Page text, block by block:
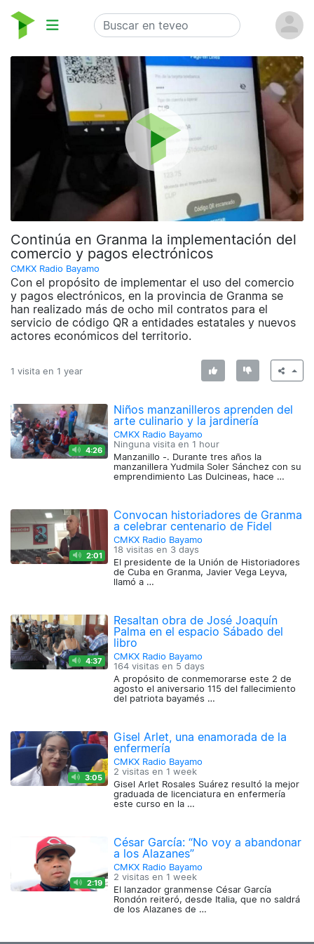
Continúa en Granma la implementación del
comercio y pagos electrónicos
CMKX Radio Bayamo
Con el propósito de implementar el uso del comercio
y pagos electrónicos, en la provincia de Granma se
han realizado más de ocho mil contratos para el
servicio de código QR a entidades estatales y nuevos
actores económicos del territorio.
1 visita en 1 year
4:26
Niños manzanilleros aprenden del
arte culinario y la jardinería
CMKX Radio Bayamo
Ninguna visita en 1 hour
Manzanillo -. Durante tres años la
manzanillera Yudmila Soler Sánchez con su
emprendimiento Las Dulcineas, hace …
2:01
Convocan historiadores de Granma
a celebrar centenario de Fidel
CMKX Radio Bayamo
18 visitas en 3 days
El presidente de la Unión de Historiadores
de Cuba en Granma, Javier Vega Leyva,
llamó a …
4:37
Resaltan obra de José Joaquín
Palma en el espacio Sábado del
libro
CMKX Radio Bayamo
164 visitas en 5 days
A propósito de conmemorarse este 2 de
agosto el aniversario 115 del fallecimiento
del patriota bayamés …
3:05
Gisel Arlet, una enamorada de la
enfermería
CMKX Radio Bayamo
2 visitas en 1 week
Gisel Arlet Rosales Suárez resultó la mejor
graduada de licenciatura en enfermería
este curso en la …
2:19
César García: “No voy a abandonar
a los Alazanes”
CMKX Radio Bayamo
2 visitas en 1 week
El lanzador granmense César García
Rondón reiteró, desde Italia, que no saldrá
de los Alazanes de …